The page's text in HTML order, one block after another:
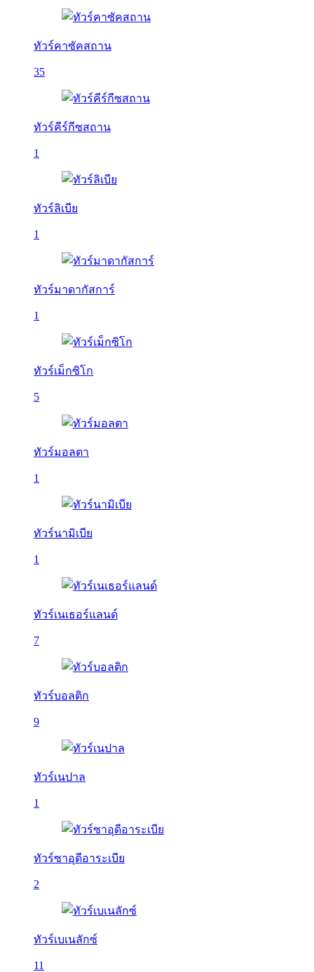
ทัวร์คาซัคสถาน
35
ทัวร์คีร์กีซสถาน
1
ทัวร์ลิเบีย
1
ทัวร์มาดากัสการ์
1
ทัวร์เม็กซิโก
5
ทัวร์มอลตา
1
ทัวร์นามิเบีย
1
ทัวร์เนเธอร์แลนด์
7
ทัวร์บอลติก
9
ทัวร์เนปาล
1
ทัวร์ซาอุดีอาระเบีย
2
ทัวร์เบเนลักซ์
11